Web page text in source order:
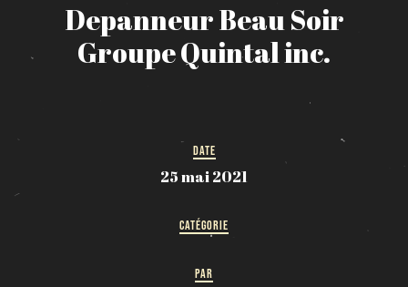
DepanneurBeauSoir
GroupeQuintalinc.
DATE
25 mai 2021
CATÉGORIE
PAR